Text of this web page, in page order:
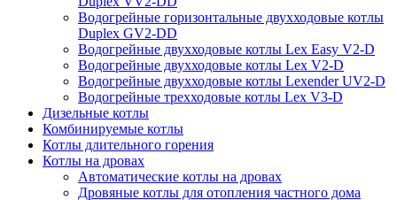
Водогрейные горизонтальные двухходовые котлы
Duplex GV2-DD
Водогрейные двухходовые котлы Lex Easy V2-D
Водогрейные двухходовые котлы Lex V2-D
Водогрейные двухходовые котлы Lexender UV2-D
Водогрейные трехходовые котлы Lex V3-D
Дизельные котлы
Комбинируемые котлы
Котлы длительного горения
Котлы на дровах
Автоматические котлы на дровах
Дровяные котлы для отопления частного дома